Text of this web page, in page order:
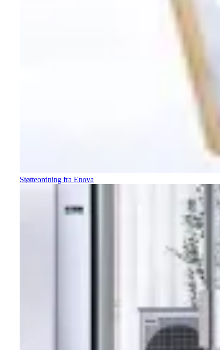
Støtteordning fra Enova